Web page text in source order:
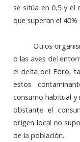
se sitúa en 0,5 y el
que superan el
Otros
o las aves del
el delta del Ebro,
estos
consumo habitual
obstante el
origen local no
de la población.